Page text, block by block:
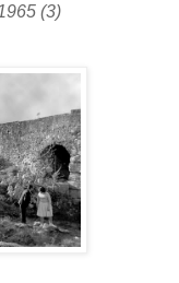
(3)